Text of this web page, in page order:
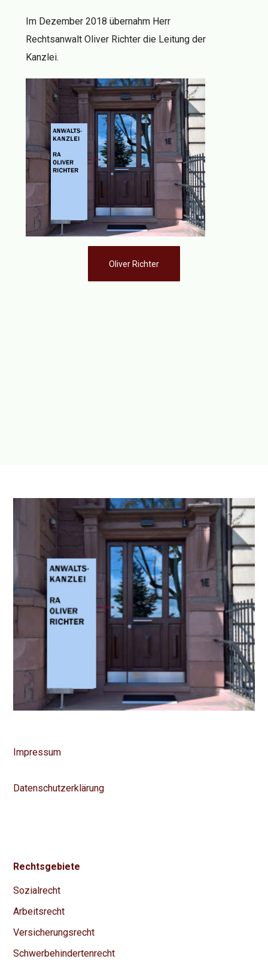
Im Dezember 2018 übernahm Herr
Rechtsanwalt Oliver Richter die Leitung der
Kanzlei.
Oliver Richter
Impressum
Datenschutzerklärung
Rechtsgebiete
Sozialrecht
Arbeitsrecht
Versicherungsrecht
Schwerbehindertenrecht